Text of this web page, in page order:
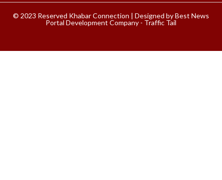
© 2023 Reserved Khabar Connection | Designed byBest News
Portal Development Company - Traffic Tail